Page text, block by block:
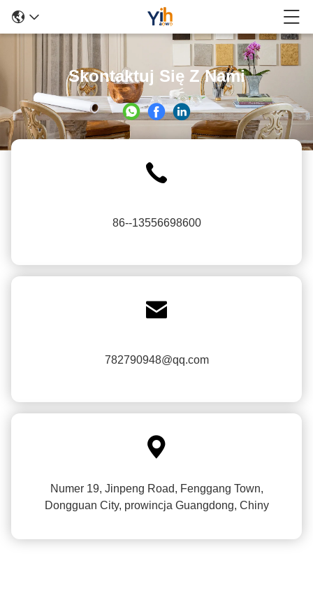
Skontaktuj Się Z Nami
86--13556698600

782790948@qq.com

Numer 19, Jinpeng Road, Fenggang Town,
Dongguan City, prowincja Guangdong, Chiny